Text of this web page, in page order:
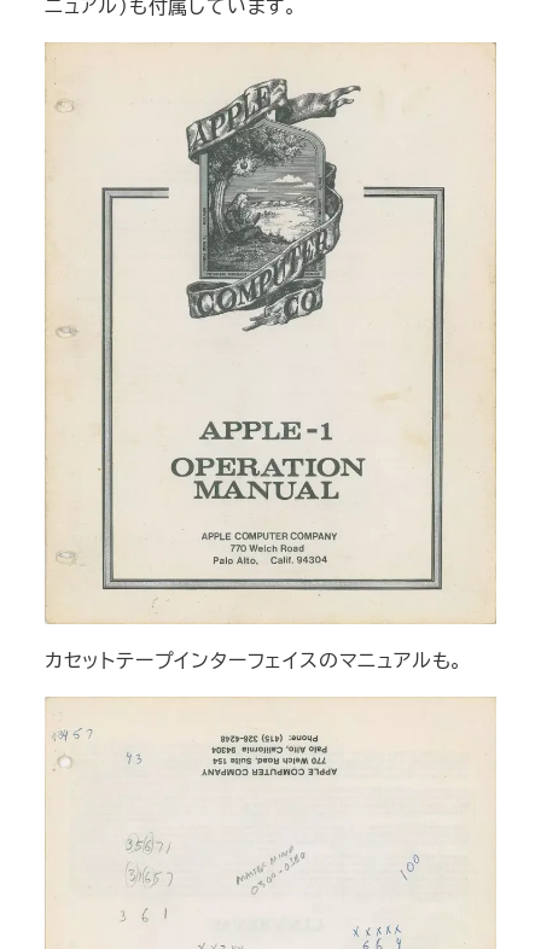
カセットテープインターフェイスのマニュアルも。